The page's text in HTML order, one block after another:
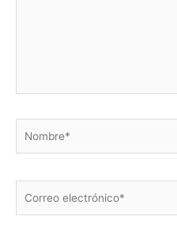
electrónico*